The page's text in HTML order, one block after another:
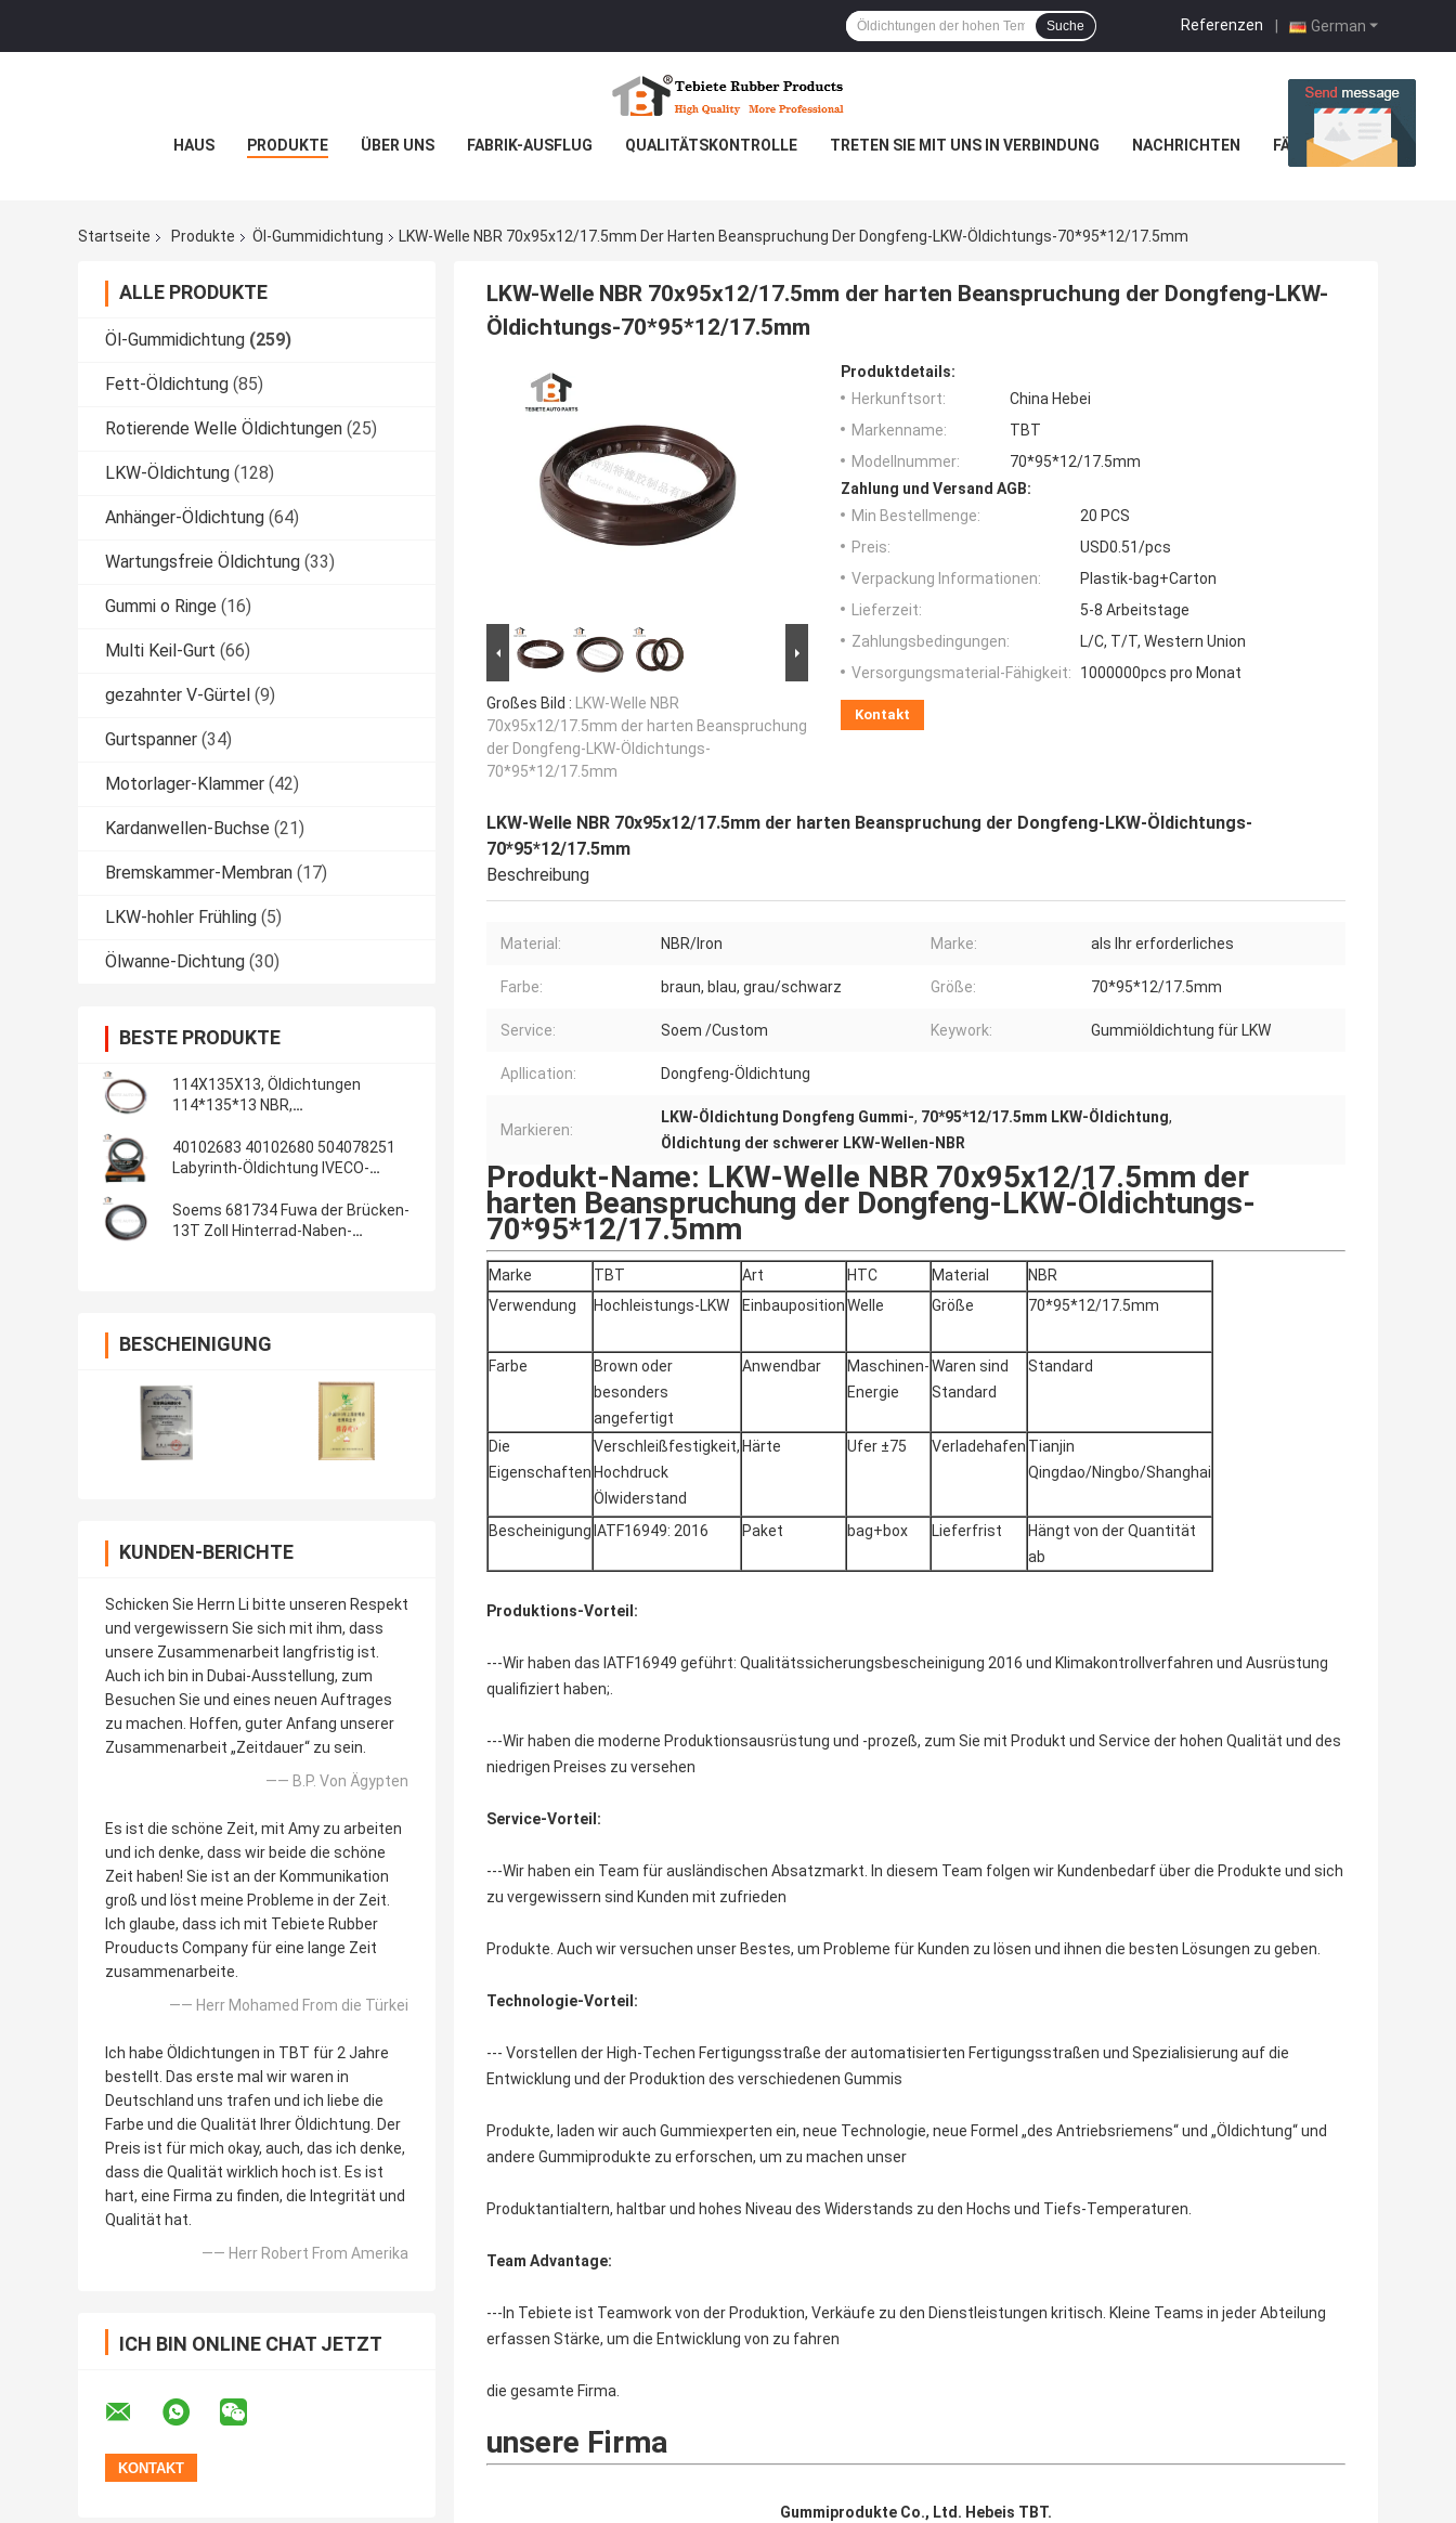
German
Referenzen |
Suche
HAUS PRODUKTE ÜBER UNS FABRIK-AUSFLUG QUALITÄTSKONTROLLE TRETEN SIE MIT UNS IN VERBINDUNG NACHRICHTEN FÄLLE
Startseite Produkte Öl-Gummidichtung LKW-Welle NBR 70x95x12/17.5mm Der Harten Beanspruchung Der Dongfeng-LKW-Öldichtungs-70*95*12/17.5mm
ALLE PRODUKTE
Öl-Gummidichtung (259)
Fett-Öldichtung (85)
Rotierende Welle Öldichtungen (25)
LKW-Öldichtung (128)
Anhänger-Öldichtung (64)
Wartungsfreie Öldichtung (33)
Gummi o Ringe (16)
Multi Keil-Gurt (66)
gezahnter V-Gürtel (9)
Gurtspanner (34)
Motorlager-Klammer (42)
Kardanwellen-Buchse (21)
Bremskammer-Membran (17)
LKW-hohler Frühling (5)
Ölwanne-Dichtung (30)
BESTE PRODUKTE
114X135X13, Öldichtungen
114*135*13 NBR,
Öldichtungs-Material: NBR
40102683 40102680 504078251
Labyrinth-Öldichtung IVECO-
100*130*13/14 innere
Soems 681734 Fuwa der Brücken-
13T Zoll Hinterrad-Naben-
BESCHEINIGUNG
KUNDEN-BERICHTE
Schicken Sie Herrn Li bitte unseren Respekt
und vergewissern Sie sich mit ihm, dass
unsere Zusammenarbeit langfristig ist.
Auch ich bin in Dubai-Ausstellung, zum
Besuchen Sie und eines neuen Auftrages
zu machen. Hoffen, guter Anfang unserer
Zusammenarbeit „Zeitdauer“ zu sein.
—— B.P. Von Ägypten
Es ist die schöne Zeit, mit Amy zu arbeiten
und ich denke, dass wir beide die schöne
Zeit haben! Sie ist an der Kommunikation
groß und löst meine Probleme in der Zeit.
Ich glaube, dass ich mit Tebiete Rubber
Prouducts Company für eine lange Zeit
zusammenarbeite.
—— Herr Mohamed From die Türkei
Ich habe Öldichtungen in TBT für 2 Jahre
bestellt. Das erste mal wir waren in
Deutschland uns trafen und ich liebe die
Farbe und die Qualität Ihrer Öldichtung. Der
Preis ist für mich okay, auch, das ich denke,
dass die Qualität wirklich hoch ist. Es ist
hart, eine Firma zu finden, die Integrität und
Qualität hat.
—— Herr Robert From Amerika
ICH BIN ONLINE CHAT JETZT
LKW-Welle NBR 70x95x12/17.5mm der harten Beanspruchung der Dongfeng-LKW-
Öldichtungs-70*95*12/17.5mm
Großes Bild : LKW-Welle NBR
70x95x12/17.5mm der harten Beanspruchung
der Dongfeng-LKW-Öldichtungs-
70*95*12/17.5mm
Produktdetails:
Herkunftsort:
China Hebei
Markenname:
TBT
Modellnummer:
70*95*12/17.5mm
Zahlung und Versand AGB:
Min Bestellmenge:
20 PCS
Preis:
USD0.51/pcs
Verpackung Informationen:
Plastik-bag+Carton
Lieferzeit:
5-8 Arbeitstage
Zahlungsbedingungen:
L/C, T/T, Western Union
Versorgungsmaterial-Fähigkeit:
1000000pcs pro Monat
Kontakt
LKW-Welle NBR 70x95x12/17.5mm der harten Beanspruchung der Dongfeng-LKW-Öldichtungs-
70*95*12/17.5mm
Beschreibung
Material: NBR/Iron Marke: als Ihr erforderliches
Farbe: braun, blau, grau/schwarz Größe: 70*95*12/17.5mm
Service: Soem /Custom Keywork: Gummiöldichtung für LKW
Apllication: Dongfeng-Öldichtung
Markieren:
LKW-Öldichtung Dongfeng Gummi-, 70*95*12/17.5mm LKW-Öldichtung,
Öldichtung der schwerer LKW-Wellen-NBR
Produkt-Name: LKW-Welle NBR 70x95x12/17.5mm der
harten Beanspruchung der Dongfeng-LKW-Öldichtungs-
70*95*12/17.5mm
Marke TBT Art HTC Material
NBR
Verwendung
Hochleistungs-LKW EinbaupositionWelle Größe 70*95*12/17.5mm
Farbe
Brown oder
besonders
angefertigt
Anwendbar
Maschinen-
Energie
Waren sind
Standard
Standard
Die
Eigenschaften
Verschleißfestigkeit,
Hochdruck
Ölwiderstand
Härte Ufer ±75 Verladehafen Tianjin
Qingdao/Ningbo/Shanghai
Bescheinigung IATF16949: 2016 Paket bag+box Lieferfrist
Hängt von der Quantität
ab
Produktions-Vorteil:
---Wir haben das IATF16949 geführt: Qualitätssicherungsbescheinigung 2016 und Klimakontrollverfahren und Ausrüstung
qualifiziert haben;.
---Wir haben die moderne Produktionsausrüstung und -prozeß, zum Sie mit Produkt und Service der hohen Qualität und des
niedrigen Preises zu versehen
Service-Vorteil:
---Wir haben ein Team für ausländischen Absatzmarkt. In diesem Team folgen wir Kundenbedarf über die Produkte und sich
zu vergewissern sind Kunden mit zufrieden
Produkte. Auch wir versuchen unser Bestes, um Probleme für Kunden zu lösen und ihnen die besten Lösungen zu geben.
Technologie-Vorteil:
--- Vorstellen der High-Techen Fertigungsstraße der automatisierten Fertigungsstraßen und Spezialisierung auf die
Entwicklung und der Produktion des verschiedenen Gummis
Produkte, laden wir auch Gummiexperten ein, neue Technologie, neue Formel „des Antriebsriemens“ und „Öldichtung“ und
andere Gummiprodukte zu erforschen, um zu machen unser
Produktantialtern, haltbar und hohes Niveau des Widerstands zu den Hochs und Tiefs-Temperaturen.
Team Advantage:
---In Tebiete ist Teamwork von der Produktion, Verkäufe zu den Dienstleistungen kritisch. Kleine Teams in jeder Abteilung
erfassen Stärke, um die Entwicklung von zu fahren
die gesamte Firma.
unsere Firma
Gummiprodukte Co., Ltd. Hebeis TBT.